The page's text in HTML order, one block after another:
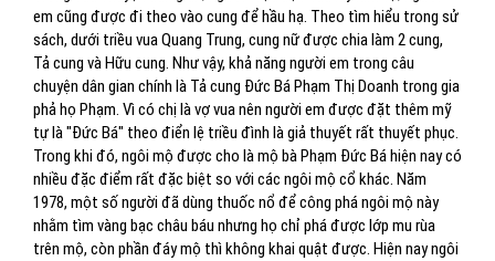
em cũng được đi theo vào cung để hầu hạ. Theo tìm hiểu trong sử
sách, dưới triều vua Quang Trung, cung nữ được chia làm 2 cung,
Tả cung và Hữu cung. Như vậy, khả năng người em trong câu
chuyện dân gian chính là Tả cung Đức Bá Phạm Thị Doanh trong gia
phả họ Phạm. Vì có chị là vợ vua nên người em được đặt thêm mỹ
tự là "Đức Bá" theo điển lệ triều đình là giả thuyết rất thuyết phục.
Trong khi đó, ngôi mộ được cho là mộ bà Phạm Đức Bá hiện nay có
nhiều đặc điểm rất đặc biệt so với các ngôi mộ cổ khác. Năm
1978, một số người đã dùng thuốc nổ để công phá ngôi mộ này
nhằm tìm vàng bạc châu báu nhưng họ chỉ phá được lớp mu rùa
trên mộ, còn phần đáy mộ thì không khai quật được. Hiện nay ngôi